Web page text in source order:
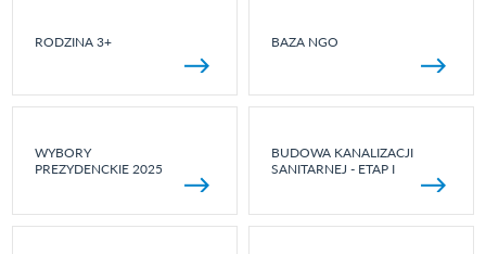
RODZINA 3+ BAZA NGO
WYBORY
PREZYDENCKIE 2025
BUDOWA KANALIZACJI
SANITARNEJ - ETAP I